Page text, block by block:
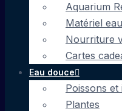
Aquarium
Matériel
Nourriture
Cartes
Eau douce
Poissons et
Plantes